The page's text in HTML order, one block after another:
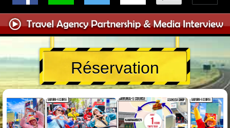
Réservation